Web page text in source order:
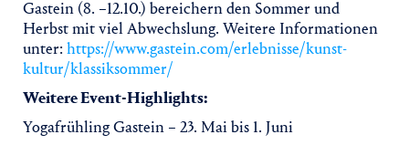
Gastein (8. –12.10.) bereichern den Sommer und
Herbst mit viel Abwechslung. Weitere Informationen
unter: https://www.gastein.com/erlebnisse/kunst-
kultur/klassiksommer/
Weitere Event-Highlights:
Yogafrühling Gastein – 23. Mai bis 1. Juni